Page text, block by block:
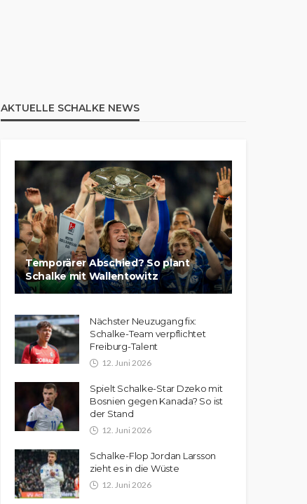
AKTUELLE SCHALKE NEWS
Temporärer Abschied? So plant
Schalke mit Wallentowitz
Nächster Neuzugang fix:
Schalke-Team verpflichtet
Freiburg-Talent
12. Juni 2026
Spielt Schalke-Star Dzeko mit
Bosnien gegen Kanada? So ist
der Stand
12. Juni 2026
Schalke-Flop Jordan Larsson
zieht es in die Wüste
12. Juni 2026